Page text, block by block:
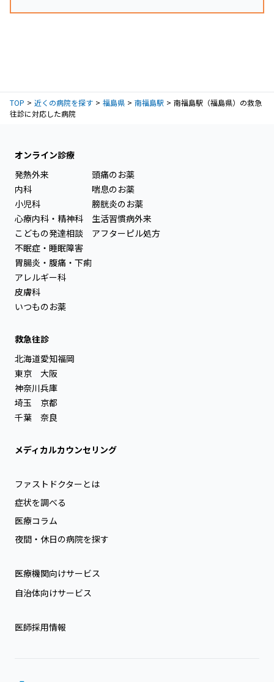
TOP 近くの病院を探す 福島県 南福島駅
南福島駅（福島県）の救急
往診に対応した病院
オンライン診療
発熱外来
内科
小児科
心療内科・精神科
こどもの発達相談
不眠症・睡眠障害
胃腸炎・腹痛・下痢
アレルギー科
皮膚科
いつものお薬
頭痛のお薬
喘息のお薬
膀胱炎のお薬
生活習慣病外来
アフターピル処方
救急往診
北海道
東京
神奈川
埼玉
千葉
愛知
大阪
兵庫
京都
奈良
福岡
メディカルカウンセリング
ファストドクターとは
症状を調べる
医療コラム
夜間・休日の病院を探す
医療機関向けサービス
自治体向けサービス
医師採用情報